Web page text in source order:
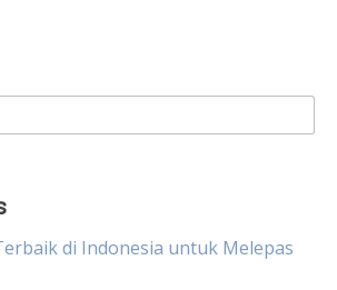
di Indonesia untuk Melepas